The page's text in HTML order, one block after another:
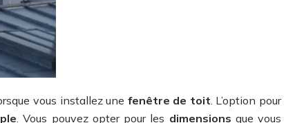
vous installez une fenêtre de toit . L’option pour
. Vous pouvez opter pour les dimensions que vous